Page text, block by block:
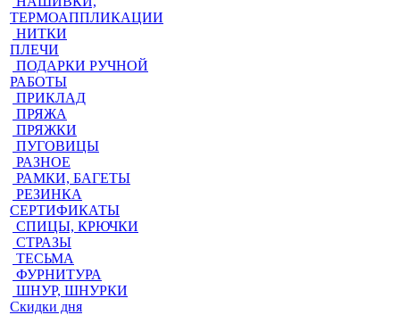
ТЕРМОАППЛИКАЦИИ
НИТКИ
ПЛЕЧИ
ПОДАРКИ РУЧНОЙ
РАБОТЫ
ПРИКЛАД
ПРЯЖА
ПРЯЖКИ
ПУГОВИЦЫ
РАЗНОЕ
РАМКИ, БАГЕТЫ
РЕЗИНКА
СЕРТИФИКАТЫ
СПИЦЫ, КРЮЧКИ
СТРАЗЫ
ТЕСЬМА
ФУРНИТУРА
ШНУР, ШНУРКИ
Скидки дня